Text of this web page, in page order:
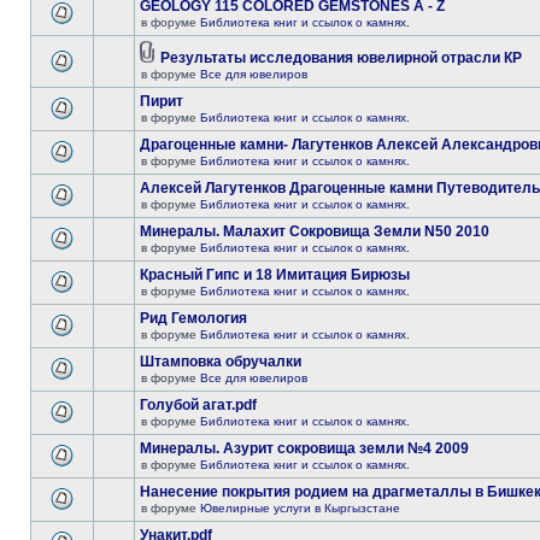
GEOLOGY 115 COLORED GEMSTONES A - Z
в форуме Библиотека книг и ссылок о камнях.
Результаты исследования ювелирной отрасли КР
в форуме Все для ювелиров
Пирит
в форуме Библиотека книг и ссылок о камнях.
Драгоценные камни- Лагутенков Алексей
в форуме Библиотека книг и ссылок о камнях.
Алексей Лагутенков Драгоценные камни
в форуме Библиотека книг и ссылок о камнях.
Минералы. Малахит Сокровища Земли N50 2010
в форуме Библиотека книг и ссылок о камнях.
Красный Гипс и 18 Имитация Бирюзы
в форуме Библиотека книг и ссылок о камнях.
Рид Гемология
в форуме Библиотека книг и ссылок о камнях.
Штамповка обручалки
в форуме Все для ювелиров
Голубой агат.pdf
в форуме Библиотека книг и ссылок о камнях.
Минералы. Азурит сокровища земли №4 2009
в форуме Библиотека книг и ссылок о камнях.
Нанесение покрытия родием на драгметаллы в
в форуме Ювелирные услуги в Кыргызстане
Унакит.pdf